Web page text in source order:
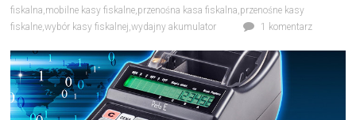
fiskalna,mobilne kasy fiskalne,przenośna kasa fiskalna,przenośne kasy
fiskalne,wybór kasy fiskalnej,wydajny akumulator 1 komentarz